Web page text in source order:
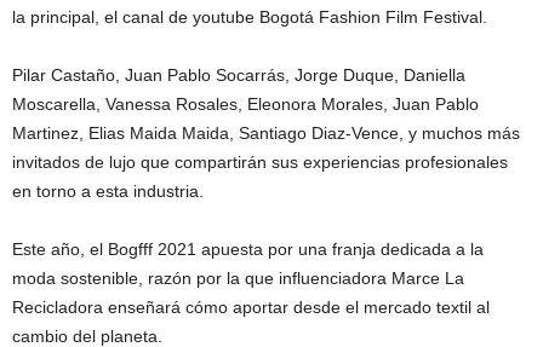
la principal, el canal de youtube Bogotá Fashion Film Festival.
Pilar Castaño, Juan Pablo Socarrás, Jorge Duque, Daniella
Moscarella, Vanessa Rosales, Eleonora Morales, Juan Pablo
Martinez, Elias Maida Maida, Santiago Diaz-Vence, y muchos más
invitados de lujo que compartirán sus experiencias profesionales
en torno a esta industria.
Este año, el Bogfff 2021 apuesta por una franja dedicada a la
moda sostenible, razón por la que influenciadora Marce La
Recicladora enseñará cómo aportar desde el mercado textil al
cambio del planeta.